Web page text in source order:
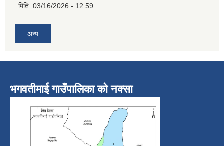
मिति: 03/16/2026 - 12:59
अन्य
भगवतीमाई गाउँपालिका को नक्सा